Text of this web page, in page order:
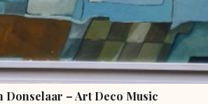
Donselaar – Art Deco Music